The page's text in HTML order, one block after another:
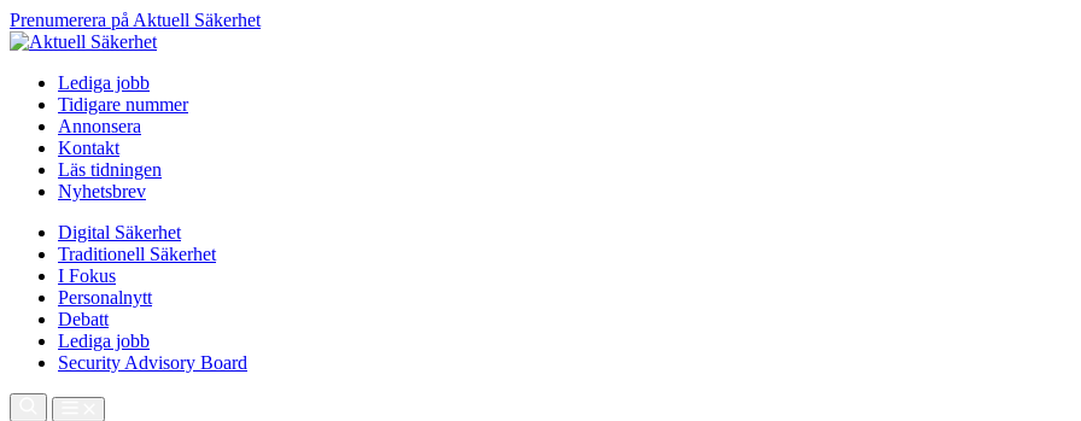
Prenumerera på Aktuell Säkerhet
Lediga jobb
Tidigare nummer
Annonsera
Kontakt
Läs tidningen
Nyhetsbrev
Digital Säkerhet
Traditionell Säkerhet
I Fokus
Personalnytt
Debatt
Lediga jobb
Security Advisory Board